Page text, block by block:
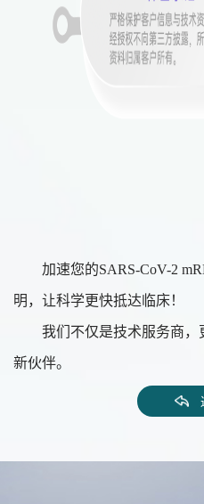
加速您的SARS-CoV-2
明，让科学更快抵达临床！
我们不仅是技术服务商，
新伙伴。